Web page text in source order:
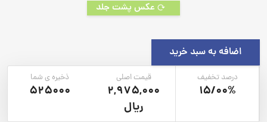
عکس پشت جلد
اضافه به سبد خرید
درصد تخفیف
15/00%
قیمت اصلی
2,975,000
ریال
ذخیره ی شما
525000